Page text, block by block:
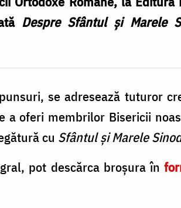
Despre Sfântul și Marele
se adresează tuturor
a oferi membrilor Bisericii
cu Sfântul și Marele
pot descărca broșura în